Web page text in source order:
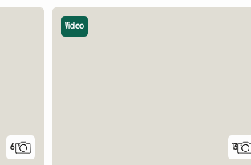
6 13
Video